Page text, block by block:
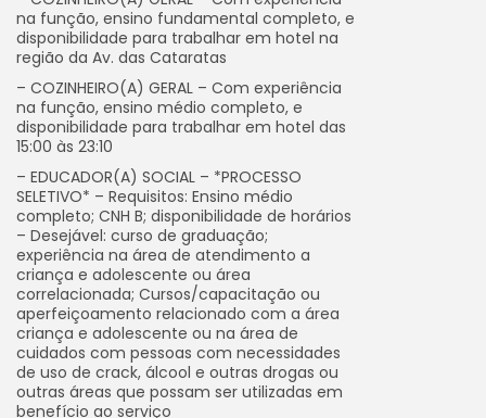
na função, ensino fundamental completo, e
disponibilidade para trabalhar em hotel na
região da Av. das Cataratas
– COZINHEIRO(A) GERAL – Com experiência
na função, ensino médio completo, e
disponibilidade para trabalhar em hotel das
15:00 às 23:10
– EDUCADOR(A) SOCIAL – *PROCESSO
SELETIVO* – Requisitos: Ensino médio
completo; CNH B; disponibilidade de horários
– Desejável: curso de graduação;
experiência na área de atendimento a
criança e adolescente ou área
correlacionada; Cursos/capacitação ou
aperfeiçoamento relacionado com a área
criança e adolescente ou na área de
cuidados com pessoas com necessidades
de uso de crack, álcool e outras drogas ou
outras áreas que possam ser utilizadas em
benefício ao serviço